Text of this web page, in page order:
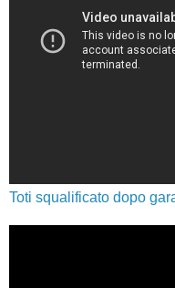
Toti squalificato dopo